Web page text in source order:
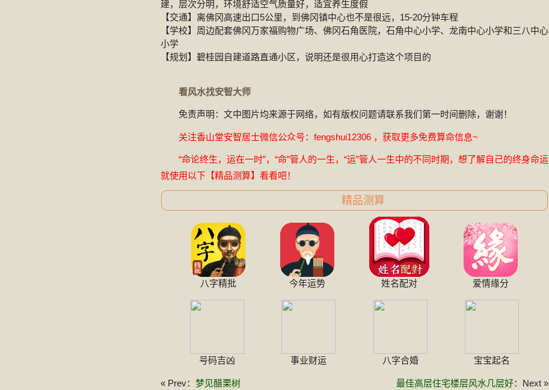
建，层次分明，环境舒适空气质量好，适宜养生度假
【交通】离佛冈高速出口5公里，到佛冈镇中心也不是很远，15-20分钟车程
【学校】周边配套佛冈万家福购物广场、佛冈石角医院，石角中心小学、龙南中心小学和三八中心
小学
【规划】碧桂园自建道路直通小区，说明还是很用心打造这个项目的
看风水找安智大师
免责声明：文中图片均来源于网络，如有版权问题请联系我们第一时间删除，谢谢！
关注香山堂安智居士微信公众号：fengshui12306 ，获取更多免费算命信息~
“命论终生，运在一时”，“命”管人的一生，“运”管人一生中的不同时期，想了解自己的终身命运
就使用以下【精品测算】看看吧！
精品测算
八字精批 今年运势 姓名配对 爱情缘分
号码吉凶 事业财运 八字合婚 宝宝起名
« Prev： 梦见醋栗树 最佳高层住宅楼层风水几层好：Next »